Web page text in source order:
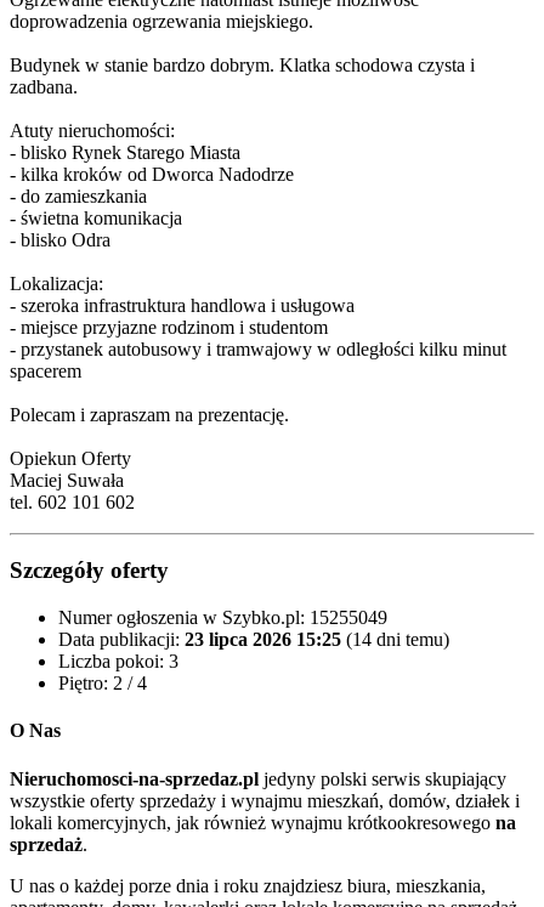
doprowadzenia ogrzewania miejskiego.
Budynek w stanie bardzo dobrym. Klatka schodowa czysta i
zadbana.
Atuty nieruchomości:
- blisko Rynek Starego Miasta
- kilka kroków od Dworca Nadodrze
- do zamieszkania
- świetna komunikacja
- blisko Odra
Lokalizacja:
- szeroka infrastruktura handlowa i usługowa
- miejsce przyjazne rodzinom i studentom
- przystanek autobusowy i tramwajowy w odległości kilku minut
spacerem
Polecam i zapraszam na prezentację.
Opiekun Oferty
Maciej Suwała
tel. 602 101 602
Szczegóły oferty
Numer ogłoszenia w Szybko.pl: 15255049
Data publikacji: 23 lipca 2026 15:25 (14 dni temu)
Liczba pokoi: 3
Piętro: 2 / 4
O Nas
Nieruchomosci-na-sprzedaz.pl jedyny polski serwis skupiający
wszystkie oferty sprzedaży i wynajmu mieszkań, domów, działek i
lokali komercyjnych, jak również wynajmu krótkookresowego na
sprzedaż.
U nas o każdej porze dnia i roku znajdziesz biura, mieszkania,